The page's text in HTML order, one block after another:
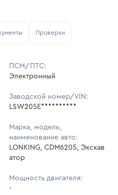
Открытые торги
55 791 ₽
найдено
Проверки
ПСМ/ПТС:
Электронный
Заводской номер/VIN:
LSW205E**********
Марка, модель,
наименование авто:
LONKING, CDM6205, Экскав
атор
Мощность двигателя:
-